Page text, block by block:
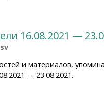
16.08.2021 —
sv
и материалов,
— 23.08.2021.